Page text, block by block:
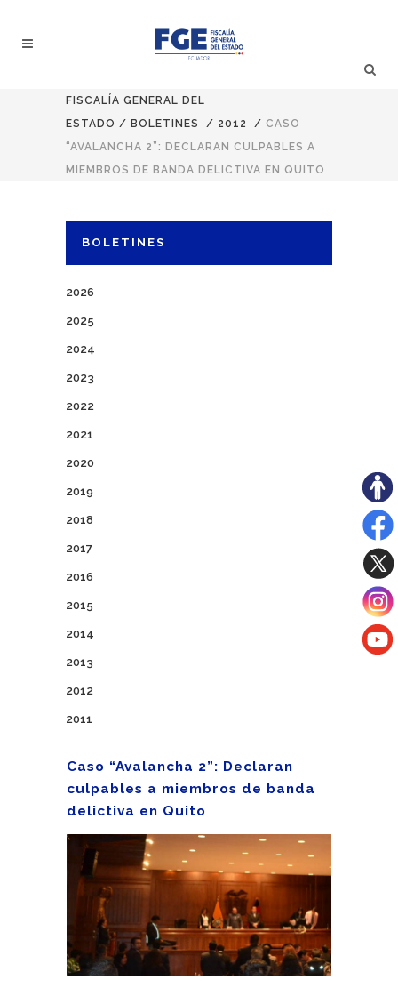
FISCALÍA GENERAL DEL
ESTADO / BOLETINES / 2012 / CASO
“AVALANCHA 2”: DECLARAN CULPABLES A
MIEMBROS DE BANDA DELICTIVA EN QUITO
BOLETINES
2026
2025
2024
2023
2022
2021
2020
2019
2018
2017
2016
2015
2014
2013
2012
2011
Caso “Avalancha 2”: Declaran
culpables a miembros de banda
delictiva en Quito